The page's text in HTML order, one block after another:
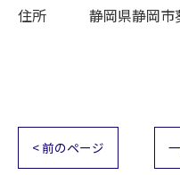
住所 静岡県静岡市葵
< 前のページ